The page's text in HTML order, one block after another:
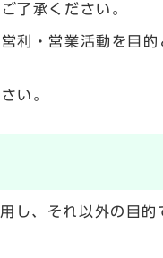
了承ください。
利・営業活動を目
い。
し、それ以外の目的